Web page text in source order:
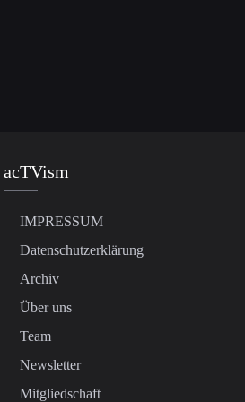
acTVism
IMPRESSUM
Datenschutzerklärung
Archiv
Über uns
Team
Newsletter
Mitgliedschaft